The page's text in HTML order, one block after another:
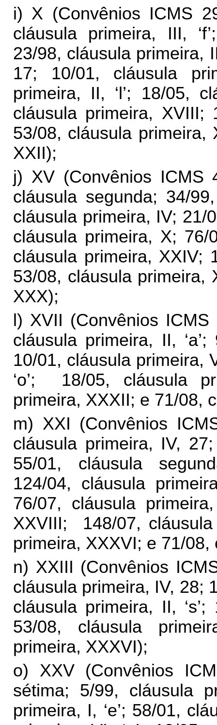
i) X (Convênios ICMS
cláusula primeira, III,
23/98, cláusula primeira,
17; 10/01, cláusula
primeira, II, ‘l’; 18/05,
cláusula primeira, XVIII;
53/08, cláusula primeira,
XXII);
j) XV (Convênios ICMS
cláusula segunda; 34/
cláusula primeira, IV; 21/
cláusula primeira, X;
cláusula primeira, XXIV;
53/08, cláusula primeira,
XXX);
l) XVII (Convênios
cláusula primeira, II,
10/01, cláusula primeira,
‘o’; 18/05, cláusula
primeira, XXXII; e 71/08,
m) XXI (Convênios
cláusula primeira, IV,
55/01, cláusula
124/04, cláusula
76/07, cláusula
XXVIII; 148/07,
primeira, XXXVI; e 71/
n) XXIII (Convênios
cláusula primeira, IV, 28;
cláusula primeira, II,
53/08, cláusula
primeira, XXXVI);
o) XXV (Convênios
sétima; 5/99, cláusula
primeira, I, ‘e’; 58/01,